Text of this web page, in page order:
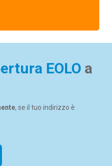
EOLO a
, se il tuo indirizzo è